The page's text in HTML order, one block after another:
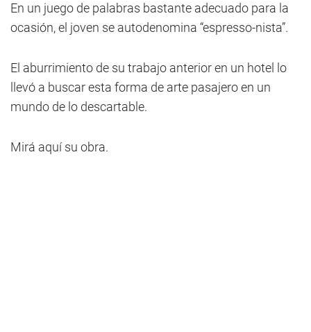
En un juego de palabras bastante adecuado para la
ocasión, el joven se autodenomina “espresso-nista”.
El aburrimiento de su trabajo anterior en un hotel lo
llevó a buscar esta forma de arte pasajero en un
mundo de lo descartable.
Mirá aquí su obra.